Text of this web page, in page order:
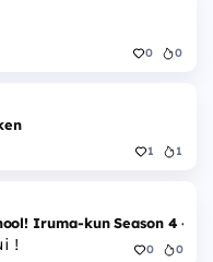
0 0
1 1
Iruma-kun Season 4 -
! 0 0